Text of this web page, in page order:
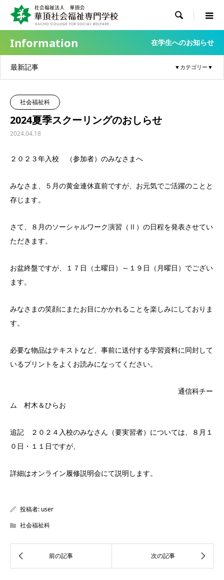

Information 在学生へのお知らせ
最新記事
社会福祉科
2024夏季スクーリングのおしらせ
2024.04.18
２０２３年入校 （参加者）のみなさまへ
みなさま、５月の黄金連休直前ですが、お元気でご活躍のことと
存じます。
さて、８月のソーシャルワーク演習（Ⅱ）の日程を発表させてい
ただきます。
お盆終盤ですが、１７日（土曜日）～１９日（月曜日）でござい
ます。
みなさまの笑顔にまたお目にかかれることを楽しみにしておりま
す。
必要な物品はテキストなど、事前に送付する学習資料に同封して
いるプリントをよくお読みになってください。
通信科チー
ム 村木＆ひらお
追記 ２０２４入校のみなさん（要実習者）については、８月１
０日・１１日ですが、
詳細はオンライン履修説明会にて説明します。
投稿者: user
社会福祉科